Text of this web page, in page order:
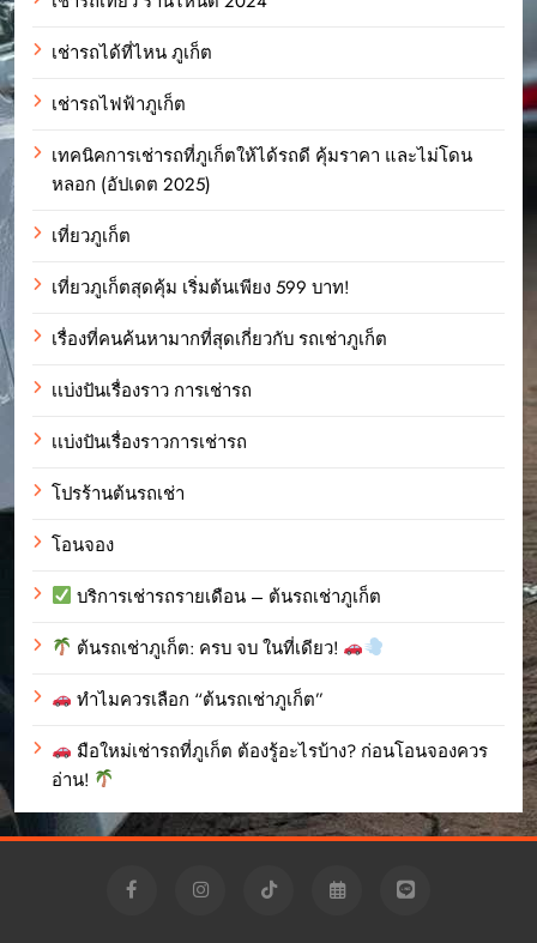
เช่ารถได้ที่ไหน ภูเก็ต
เช่ารถไฟฟ้าภูเก็ต
เทคนิคการเช่ารถที่ภูเก็ตให้ได้รถดี คุ้มราคา และไม่โดน
หลอก (อัปเดต 2025)
เที่ยวภูเก็ต
เที่ยวภูเก็ตสุดคุ้ม เริ่มต้นเพียง 599 บาท!
เรื่องที่คนค้นหามากที่สุดเกี่ยวกับ รถเช่าภูเก็ต
เเบ่งปันเรื่องราว การเช่ารถ
เเบ่งปันเรื่องราวการเช่ารถ
โปรร้านต้นรถเช่า
โอนจอง
บริการเช่ารถรายเดือน – ต้นรถเช่าภูเก็ต
ต้นรถเช่าภูเก็ต: ครบ จบ ในที่เดียว!
ทำไมควรเลือก “ต้นรถเช่าภูเก็ต”
มือใหม่เช่ารถที่ภูเก็ต ต้องรู้อะไรบ้าง? ก่อนโอนจองควร
อ่าน!